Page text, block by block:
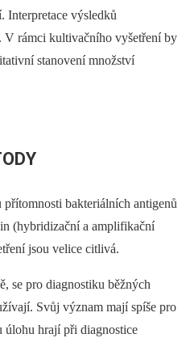
Interpretace výsledků
V rámci kultivačního vyšetření by
stanovení množství
bakteriálních antigenů
(hybridizační a amplifikační
jsou velice citlivá.
se pro diagnostiku běžných
Svůj význam mají spíše pro
úlohu hrají při diagnostice